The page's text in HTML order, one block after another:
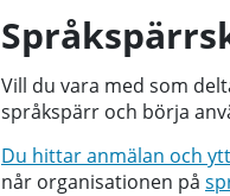
Vill du vara med som
språkspärr och börja
Du hittar anmälan och
når organisationen på